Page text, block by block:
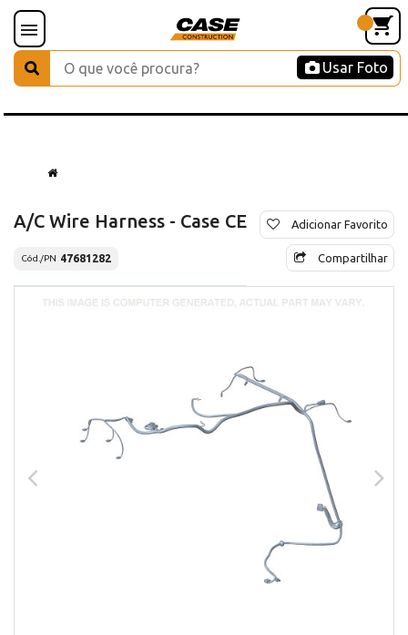
Usar Foto
A/C Wire Harness - Case CE
Cód./PN 47681282
Adicionar Favorito
Compartilhar